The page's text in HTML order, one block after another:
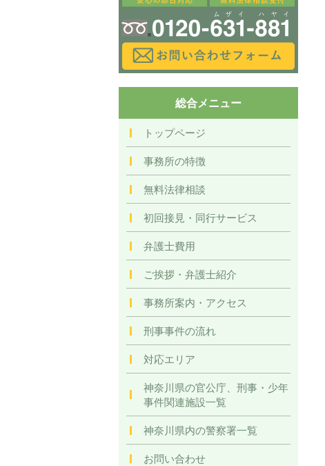
総合メニュー
トップページ
事務所の特徴
無料法律相談
初回接見・同行サービス
弁護士費用
ご挨拶・弁護士紹介
事務所案内・アクセス
刑事事件の流れ
対応エリア
神奈川県の官公庁、刑事・少年
事件関連施設一覧
神奈川県内の警察署一覧
お問い合わせ